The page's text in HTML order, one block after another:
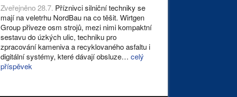
Zveřejněno 28.7. Příznivci silniční techniky se
mají na veletrhu NordBau na co těšit. Wirtgen
Group přiveze osm strojů, mezi nimi kompaktní
sestavu do úzkých ulic, techniku pro
zpracování kameniva a recyklovaného asfaltu i
digitální systémy, které dávají obsluze… celý
příspěvek